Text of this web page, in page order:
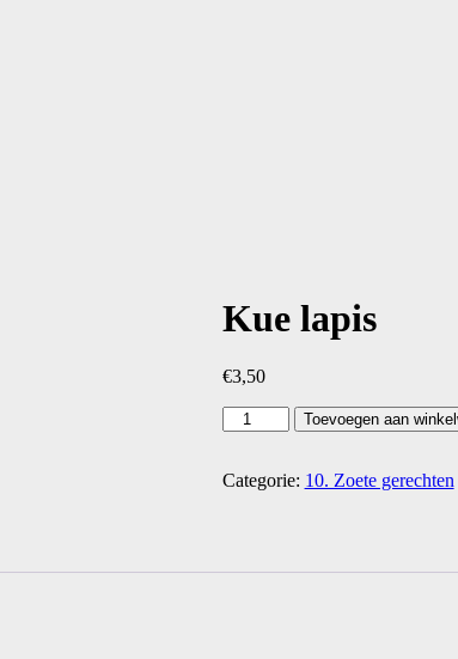
Kue lapis
€3,50
Kue
lapis
Toevoegen aan
Categorie: 10. Zoete gerechten